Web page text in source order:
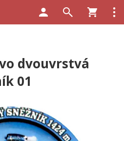
dvouvrstvá
01